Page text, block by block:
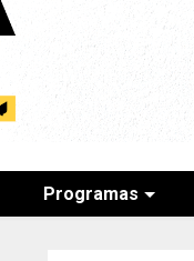
Programas